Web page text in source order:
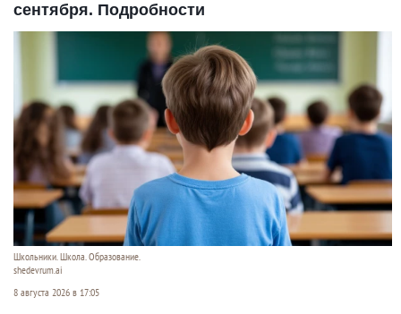
сентября. Подробности
Школьники. Школа. Образование.
shedevrum.ai
8 августа 2026 в 17:05